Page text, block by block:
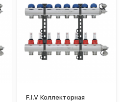
F.I.V Коллекторная